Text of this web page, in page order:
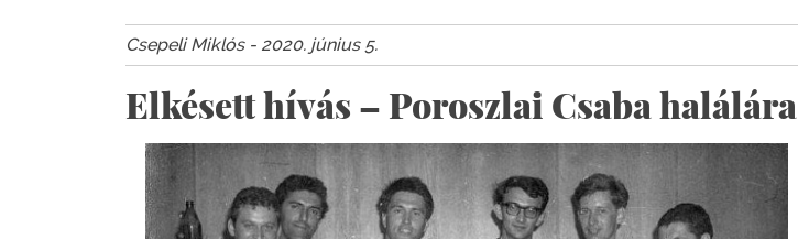
Csepeli Miklós - 2020. június 5.
Elkésett hívás – Poroszlai Csaba halálára